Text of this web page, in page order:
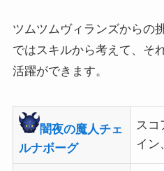
ツムツムヴィランズからの
ではスキルから考えて、そ
活躍ができます。
闇夜の魔人チェ
ルナボーグ
スコ
イン